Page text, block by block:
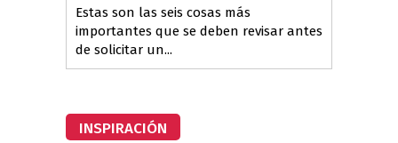
Estas son las seis cosas más
importantes que se deben revisar antes
de solicitar un...
INSPIRACIÓN